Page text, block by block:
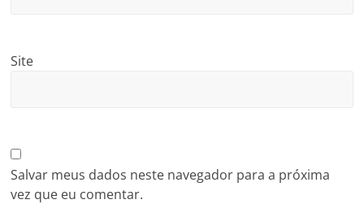
Site
Salvar meus dados neste navegador para a próxima
vez que eu comentar.